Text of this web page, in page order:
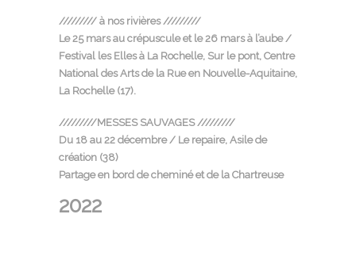
///////// à nos rivières /////////
Le 25 mars au crépuscule et le 26 mars à l’aube /
Festival les Elles à La Rochelle, Sur le pont, Centre
National des Arts de la Rue en Nouvelle-Aquitaine,
La Rochelle (17).
/////////MESSES SAUVAGES /////////
Du 18 au 22 décembre / Le repaire, Asile de
création (38)
Partage en bord de cheminé et de la Chartreuse
2022